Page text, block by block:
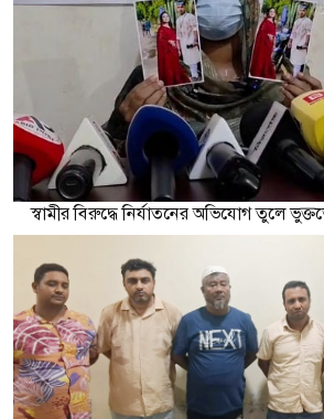
স্বামীর বিরুদ্ধে নির্যাতনের অভিযোগ তুলে